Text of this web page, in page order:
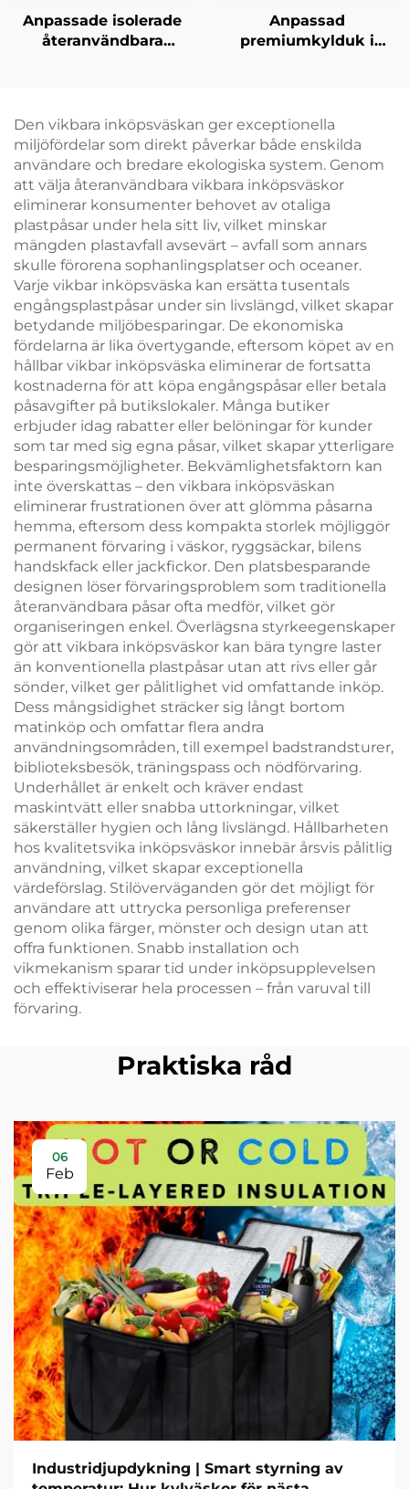
Anpassade isolerade
återanvändbara
företagsmärkning,
evenemang och
kampanjer
Anpassad
premiumkylduk i
fågel- och
blommormotiv
Den vikbara inköpsväskan ger exceptionella
miljöfördelar som direkt påverkar både enskilda
användare och bredare ekologiska system. Genom
att välja återanvändbara vikbara inköpsväskor
eliminerar konsumenter behovet av otaliga
plastpåsar under hela sitt liv, vilket minskar
mängden plastavfall avsevärt – avfall som annars
skulle förorena sophanlingsplatser och oceaner.
Varje vikbar inköpsväska kan ersätta tusentals
engångsplastpåsar under sin livslängd, vilket skapar
betydande miljöbesparingar. De ekonomiska
fördelarna är lika övertygande, eftersom köpet av en
hållbar vikbar inköpsväska eliminerar de fortsatta
kostnaderna för att köpa engångspåsar eller betala
påsavgifter på butikslokaler. Många butiker
erbjuder idag rabatter eller belöningar för kunder
som tar med sig egna påsar, vilket skapar ytterligare
besparingsmöjligheter. Bekvämlighetsfaktorn kan
inte överskattas – den vikbara inköpsväskan
eliminerar frustrationen över att glömma påsarna
hemma, eftersom dess kompakta storlek möjliggör
permanent förvaring i väskor, ryggsäckar, bilens
handskfack eller jackfickor. Den platsbesparande
designen löser förvaringsproblem som traditionella
återanvändbara påsar ofta medför, vilket gör
organiseringen enkel. Överlägsna styrkeegenskaper
gör att vikbara inköpsväskor kan bära tyngre laster
än konventionella plastpåsar utan att rivs eller går
sönder, vilket ger pålitlighet vid omfattande inköp.
Dess mångsidighet sträcker sig långt bortom
matinköp och omfattar flera andra
användningsområden, till exempel badstrandsturer,
biblioteksbesök, träningspass och nödförvaring.
Underhållet är enkelt och kräver endast
maskintvätt eller snabba uttorkningar, vilket
säkerställer hygien och lång livslängd. Hållbarheten
hos kvalitetsvika inköpsväskor innebär årsvis pålitlig
användning, vilket skapar exceptionella
värdeförslag. Stilöverväganden gör det möjligt för
användare att uttrycka personliga preferenser
genom olika färger, mönster och design utan att
offra funktionen. Snabb installation och
vikmekanism sparar tid under inköpsupplevelsen
och effektiviserar hela processen – från varuval till
förvaring.
Praktiska råd
06
Feb
Industridjupdykning | Smart styrning av